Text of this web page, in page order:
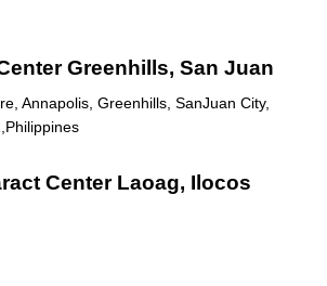
Greenhills, San Juan
Annapolis, Greenhills, SanJuan City,
Center Laoag, Ilocos